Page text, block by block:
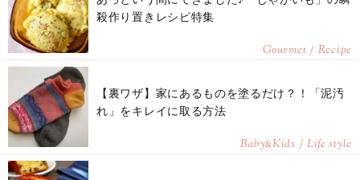
殺作り置きレシピ特集
Gourmet / Recipe
【裏ワザ】家にあるものを塗るだけ？！「泥汚
れ」をキレイに取る方法
Baby&Kids / Life style